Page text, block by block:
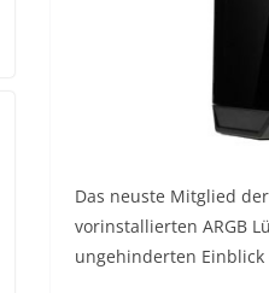
Das neuste Mitglied
vorinstallierten ARGB
ungehinderten